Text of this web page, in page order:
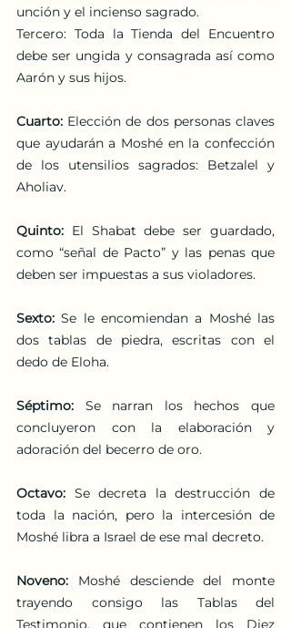
unción y el incienso sagrado.
Tercero: Toda la Tienda del Encuentro
debe ser ungida y consagrada así como
Aarón y sus hijos.
Cuarto: Elección de dos personas claves
que ayudarán a Moshé en la confección
de los utensilios sagrados: Betzalel y
Aholiav.
Quinto: El Shabat debe ser guardado,
como “señal de Pacto” y las penas que
deben ser impuestas a sus violadores.
Sexto: Se le encomiendan a Moshé las
dos tablas de piedra, escritas con el
dedo de Eloha.
Séptimo: Se narran los hechos que
concluyeron con la elaboración y
adoración del becerro de oro.
Octavo: Se decreta la destrucción de
toda la nación, pero la intercesión de
Moshé libra a Israel de ese mal decreto.
Noveno: Moshé desciende del monte
trayendo consigo las Tablas del
Testimonio, que contienen los Diez